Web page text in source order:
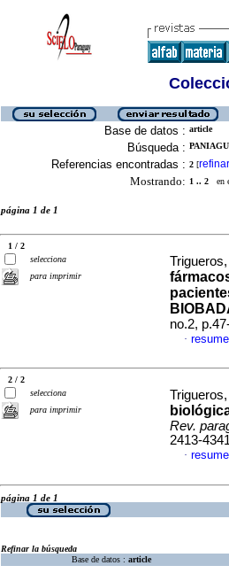
Base de datos : article
Búsqueda :
Referencias encontradas : 2 [refinar
Mostrando: 1 .. 2 en
página 1 de 1
1 / 2
selecciona
para imprimir
no.2,
·
2 / 2
selecciona
para imprimir
Rev.
2413-
·
página 1 de 1
Refinar la búsqueda
Base de datos : article